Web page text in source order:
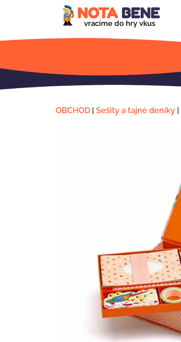
vracíme do hry vkus
OBCHOD | Sešity a tajné deníky |